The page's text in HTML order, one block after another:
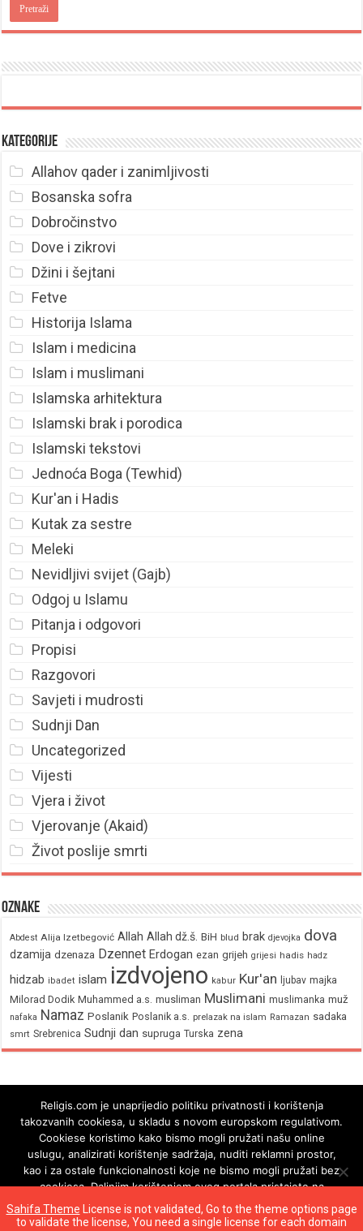
Kategorije
Allahov qader i zanimljivosti
Bosanska sofra
Dobročinstvo
Dove i zikrovi
Džini i šejtani
Fetve
Historija Islama
Islam i medicina
Islam i muslimani
Islamska arhitektura
Islamski brak i porodica
Islamski tekstovi
Jednoća Boga (Tewhid)
Kur'an i Hadis
Kutak za sestre
Meleki
Nevidljivi svijet (Gajb)
Odgoj u Islamu
Pitanja i odgovori
Propisi
Razgovori
Savjeti i mudrosti
Sudnji Dan
Uncategorized
Vijesti
Vjera i život
Vjerovanje (Akaid)
Život poslije smrti
Oznake
Abdest Alija Izetbegović Allah Allah dž.š. BiH blud brak djevojka dova
dzamija dzenaza Dzennet Erdogan ezan grijeh grijesi hadis hadz
hidzab ibadet islam izdvojeno kabur Kur'an ljubav majka
Milorad Dodik Muhammed a.s. musliman Muslimani muslimanka muž
nafaka Namaz Poslanik Poslanik a.s. prelazak na islam Ramazan sadaka
smrt Srebrenica Sudnji dan supruga Turska zena
Sahifa Theme License is not validated, Go to the theme options page
to validate the license, You need a single license for each domain
Religis.com je unaprijedio politiku privatnosti i korištenja
takozvanih cookiesa, u skladu s novom europskom regulativom.
Cookiese koristimo kako bismo mogli pružati našu online
uslugu, analizirati korištenje sadržaja, nuditi reklamni prostor,
kao i za ostale funkcionalnosti koje ne bismo mogli pružati bez
cookiesa. Daljnjim korištenjem ovog portala pristajete na
korištenje cookiesa.
Ok